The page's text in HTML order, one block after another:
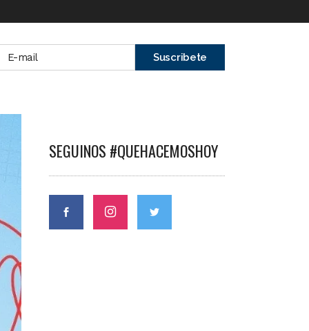
SEGUINOS #QUEHACEMOSHOY